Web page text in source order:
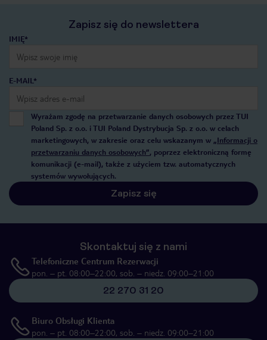
Zapisz się do newslettera
IMIĘ*
E-MAIL*
Wyrażam zgodę na przetwarzanie danych osobowych przez TUI
Poland Sp. z o.o. i TUI Poland Dystrybucja Sp. z o.o. w celach
marketingowych, w zakresie oraz celu wskazanym w „Informacji o
przetwarzaniu danych osobowych”, poprzez elektroniczną formę
komunikacji (e-mail), także z użyciem tzw. automatycznych
systemów wywołujących.
Zapisz się
Skontaktuj się z nami
Telefoniczne Centrum Rezerwacji
pon. – pt. 08:00–22:00, sob. – niedz. 09:00–21:00
22 270 31 20
Biuro Obsługi Klienta
pon. – pt. 08:00–22:00, sob. – niedz. 09:00–21:00